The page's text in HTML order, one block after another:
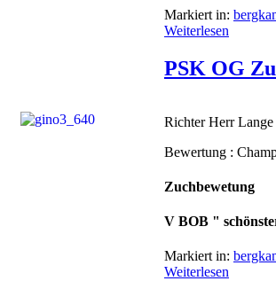
Markiert in:
Weiterlesen
PSK OG
Richter Herr Lange
Bewertung :
Zuchbewetung
V BOB "
Markiert in:
Weiterlesen